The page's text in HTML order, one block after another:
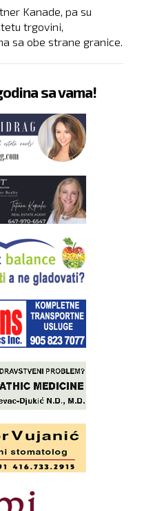
Kanade, pa su
trgovini,
sa obe strane granice.
sa vama!